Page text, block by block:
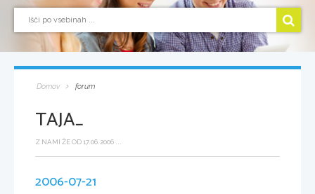
Domov forum
TAJA_
Z NAMI ŽE OD 17.06.2006 ...
2006-07-21